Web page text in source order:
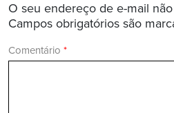
O seu endereço de e-mail
Campos obrigatórios são
Comentário *